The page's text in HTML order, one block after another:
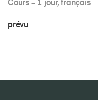
Cours – 1 jour, français
prévu